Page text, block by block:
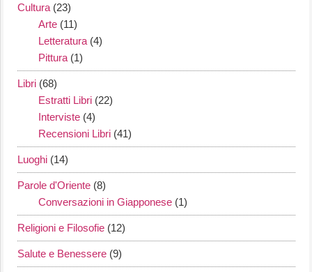
Cultura (23)
Arte (11)
Letteratura (4)
Pittura (1)
Libri (68)
Estratti Libri (22)
Interviste (4)
Recensioni Libri (41)
Luoghi (14)
Parole d'Oriente (8)
Conversazioni in Giapponese (1)
Religioni e Filosofie (12)
Salute e Benessere (9)